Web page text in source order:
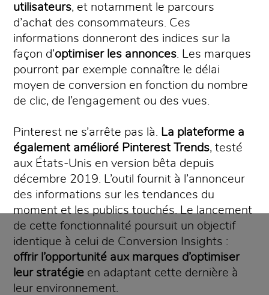
utilisateurs, et notamment le parcours
d’achat des consommateurs. Ces
informations donneront des indices sur la
façon d’optimiser les annonces . Les marques
pourront par exemple connaître le délai
moyen de conversion en fonction du nombre
de clic, de l’engagement ou des vues.
Pinterest ne s’arrête pas là.
La plateforme a
également amélioré Pinterest Trends, testé
aux États-Unis en version bêta depuis
décembre 2019. L’outil fournit à l’annonceur
des informations sur les tendances du
moment et les publics touchés. Le lancement
de cette fonctionnalité poursuit un objectif
identique à celui de Conversion Insights :
offrir l’opportunité aux marques d’optimiser
leur stratégie en adaptant cette dernière à
leur environnement.